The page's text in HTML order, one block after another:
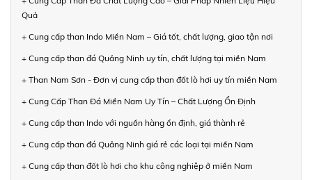
Quả
+ Cung cấp than Indo Miền Nam – Giá tốt, chất lượng, giao tận nơi
+ Cung cấp than đá Quảng Ninh uy tín, chất lượng tại miền Nam
+ Than Nam Sơn - Đơn vị cung cấp than đốt lò hơi uy tín miền Nam
+ Cung Cấp Than Đá Miền Nam Uy Tín – Chất Lượng Ổn Định
+ Cung cấp than Indo với nguồn hàng ổn định, giá thành rẻ
+ Cung cấp than đá Quảng Ninh giá rẻ các loại tại miền Nam
+ Cung cấp than đốt lò hơi cho khu công nghiệp ở miền Nam